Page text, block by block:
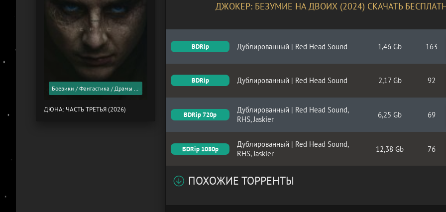
ДЖОКЕР: БЕЗУМИЕ НА ДВОИХ (2024) СКАЧАТЬ
BDRip Дублированный | Red Head Sound 1,46 Gb 163
BDRip Дублированный | Red Head Sound 2,17 Gb 92
BDRip 720p
Дублированный | Red Head Sound,
RHS, Jaskier
6,25 Gb 69
BDRip 1080p
Дублированный | Red Head Sound,
RHS, Jaskier
12,38 Gb 76
ПОХОЖИЕ ТОРРЕНТЫ
Боевики / Фантастика / Драмы / Фильмы 2026 года / Скоро в кино
ДЮНА: ЧАСТЬ ТРЕТЬЯ (2026)